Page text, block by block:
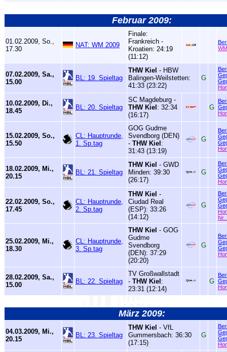
Februar 2009:
01.02.2009, So.,
17.30
NAT: WM 2009
Finale:
Frankreich -
Kroatien: 24:19
(11:12)
07.02.2009, Sa.,
15.00
BL: 19. Spieltag
THW Kiel - HBW
Balingen-Weilstetten:
41:33 (23:22)
G
10.02.2009, Di.,
18.45
BL: 20. Spieltag
SC Magdeburg -
THW Kiel : 32:34
(16:17)
G
15.02.2009, So.,
15.50
CL: Hauptrunde,
1. Sp.tag
GOG Gudme
Svendborg (DEN)
- THW Kiel :
31:43 (13:19)
G
18.02.2009, Mi.,
20.15
BL: 21. Spieltag
THW Kiel - GWD
Minden: 39:30
(26:17)
G
22.02.2009, So.,
17.45
CL: Hauptrunde,
2. Sp.tag
THW Kiel -
Ciudad Real
(ESP): 33:26
(14:12)
G
Nr.
25.02.2009, Mi.,
18.30
CL: Hauptrunde,
3. Sp.tag
THW Kiel - GOG
Gudme
Svendborg
(DEN): 37:29
(20:20)
G
28.02.2009, Sa.,
15.00
BL: 22. Spieltag
TV Großwallstadt
- THW Kiel :
23:31 (12:14)
G
März 2009:
04.03.2009, Mi.,
20.15
BL: 23. Spieltag
THW Kiel - VfL
Gummersbach: 36:30
(17:15)
G